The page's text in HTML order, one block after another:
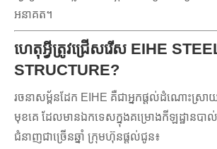
អនាគត។
ហេតុអ្វីត្រូវជ្រើសរើស EIHE
STRUCTURE?
រចនាសម្ព័នដែក EIHE គឺជាអ្នកផ្តល់ដំណោះ
មុខគេ ដែលមានឯកទេសក្នុងគម្រោងកីឡដ្ឋានប
ជំនាញជាច្រើនឆ្នាំ ក្រុមហ៊ុនផ្តល់ជូន៖